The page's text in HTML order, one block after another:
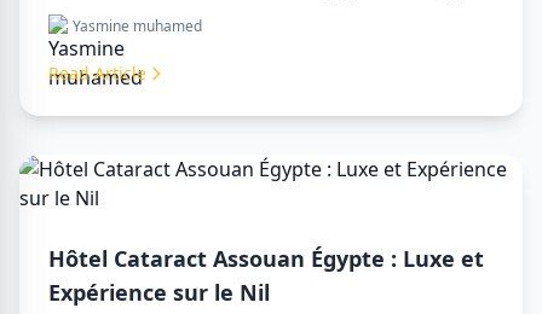
Tours VIP. Explorez les monuments
emblématiques d'Assouan, profitez de vues sur
le Nil et de nos services touristiques premium.
Yasmine muhamed
Read Article
Hôtel Cataract Assouan Égypte : Luxe et
Expérience sur le Nil